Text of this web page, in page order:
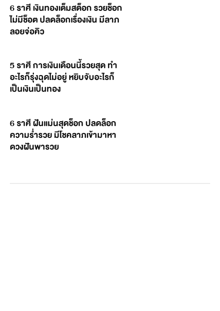
6 ราศี เงินทองเต็มสต็อก รวยช็อก
ไม่มีช็อต ปลดล็อกเรื่องเงิน มีลาภ
ลอยจ่อคิว
5 ราศี การเงินเดือนนี้รวยสุด ทำ
อะไรก็รุ่งฉุดไม่อยู่ หยิบจับอะไรก็
เป็นเงินเป็นทอง
6 ราศี ฝันแม่นสุดช็อก ปลดล็อก
ความร่ำรวย มีโชคลาภเข้ามาหา
ดวงฝันพารวย